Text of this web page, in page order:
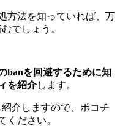
方法を知っていれば、万
でしょう。
banを回避するために知
を紹介します。
介しますので、ポコチ
ください。